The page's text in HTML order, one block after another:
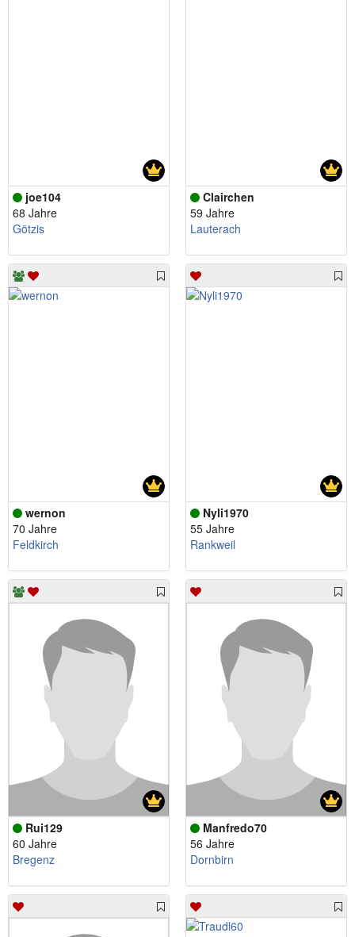
joe104
68 Jahre
Götzis
Clairchen
59 Jahre
Lauterach
wernon
70 Jahre
Feldkirch
Nyli1970
55 Jahre
Rankweil
Rui129
60 Jahre
Bregenz
Manfredo70
56 Jahre
Dornbirn